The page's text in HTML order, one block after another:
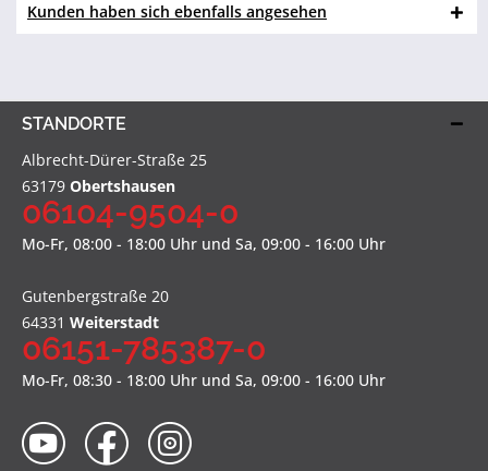
Kunden haben sich ebenfalls angesehen
STANDORTE
Albrecht-Dürer-Straße 25
63179 Obertshausen
06104-9504-0
Mo-Fr, 08:00 - 18:00 Uhr und Sa, 09:00 - 16:00 Uhr
Gutenbergstraße 20
64331 Weiterstadt
06151-785387-0
Mo-Fr, 08:30 - 18:00 Uhr und Sa, 09:00 - 16:00 Uhr